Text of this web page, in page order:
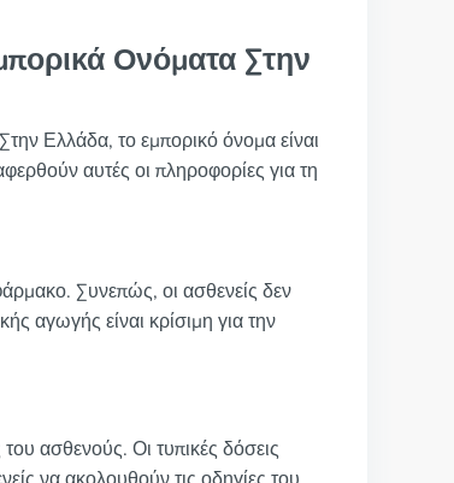
Ονόματα Στην
Ελλάδα, το εμπορικό όνομα είναι
αυτές οι πληροφορίες για τη
Συνεπώς, οι ασθενείς δεν
αγωγής είναι κρίσιμη για την
ασθενούς. Οι τυπικές δόσεις